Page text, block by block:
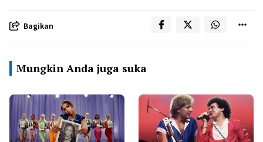
Bagikan
Mungkin Anda juga suka